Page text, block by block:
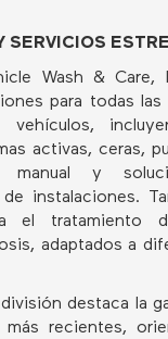
SERVICIOS
Wash & Care,
para todas
activas, ceras,
manual y
instalaciones.
el tratamiento
adaptados a
destaca la
más recientes,